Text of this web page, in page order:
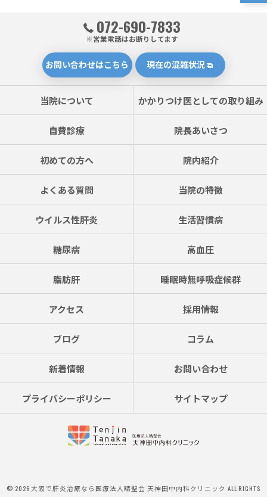
072-690-7833
※営業電話はお断りしてます
お問い合わせはこちら 現在の混雑状況
当院について かかりつけ医としての取り組み
自費診療 院長あいさつ
初めての方へ 院内紹介
よくある質問 当院の特徴
ウイルス性肝炎 生活習慣病
糖尿病 高血圧
脂肪肝 睡眠時無呼吸症候群
アクセス 採用情報
ブログ コラム
新着情報 お問い合わせ
プライバシーポリシー サイトマップ
© 2026 大阪で肝炎治療なら医療法人晴聖会 天神田中内科クリニック ALL RIGHTS